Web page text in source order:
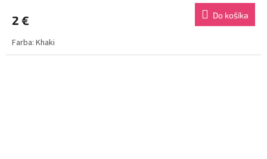
2 € Do košíka
Farba: Khaki